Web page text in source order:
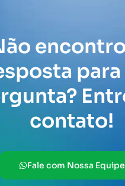
para
contato!
Fale com Nossa Equipe